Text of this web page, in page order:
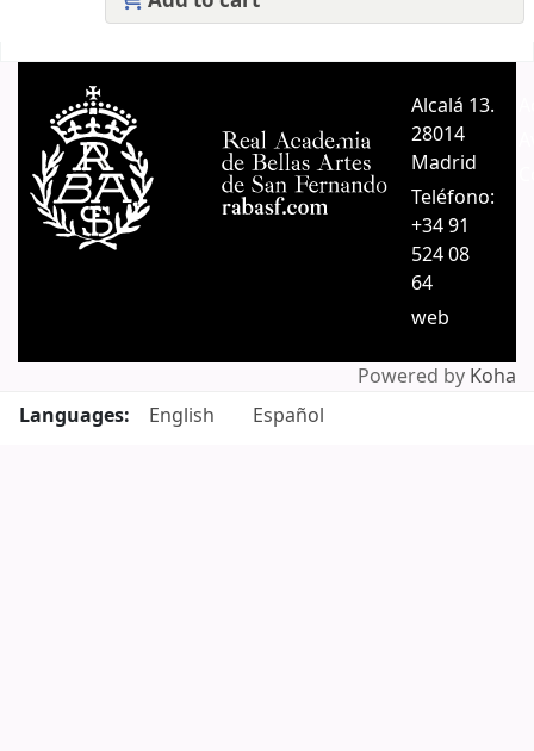
Alcalá 13.
28014
Madrid
Teléfono:
+34 91
524 08
64
web
Powered by Koha
Languages:
English Español